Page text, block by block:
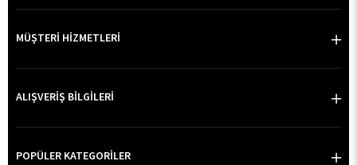
MÜŞTERİ HİZMETLERİ
ALIŞVERİŞ BİLGİLERİ
POPÜLER KATEGORİLER